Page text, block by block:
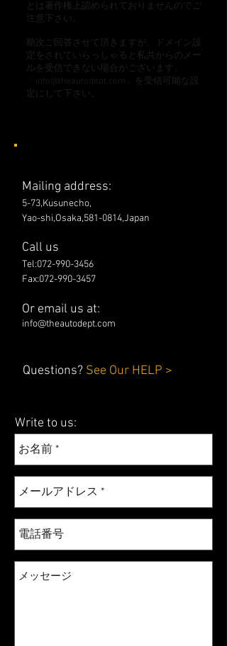
とは著作権上認められておりませんのでご
注意下さい。
順次ご回答させて頂きますが、ドメイン設
定をされていらっしゃると私共からのメー
ルを受信できない場合がございます。
info@theautodept.com
」を受信可能な設
定にして下さい。
Mailing address:
5-73,Kusunecho,
Yao-shi,Osaka,581-0814,Japan
Call us
Tel:072-990-3456
Fax:072-990-3457
Or email us at:
info@theautodept.com
Questions? See Our HELP >
Write to us: